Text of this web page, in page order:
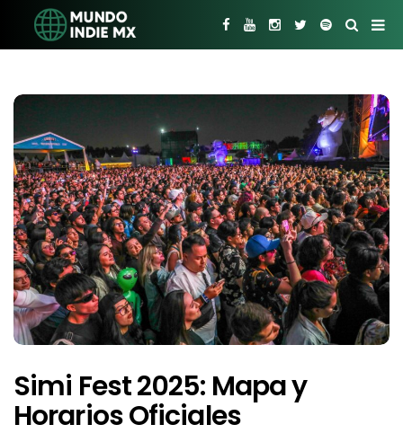
Simi Fest 2025: Mapa y
Horarios Oficiales